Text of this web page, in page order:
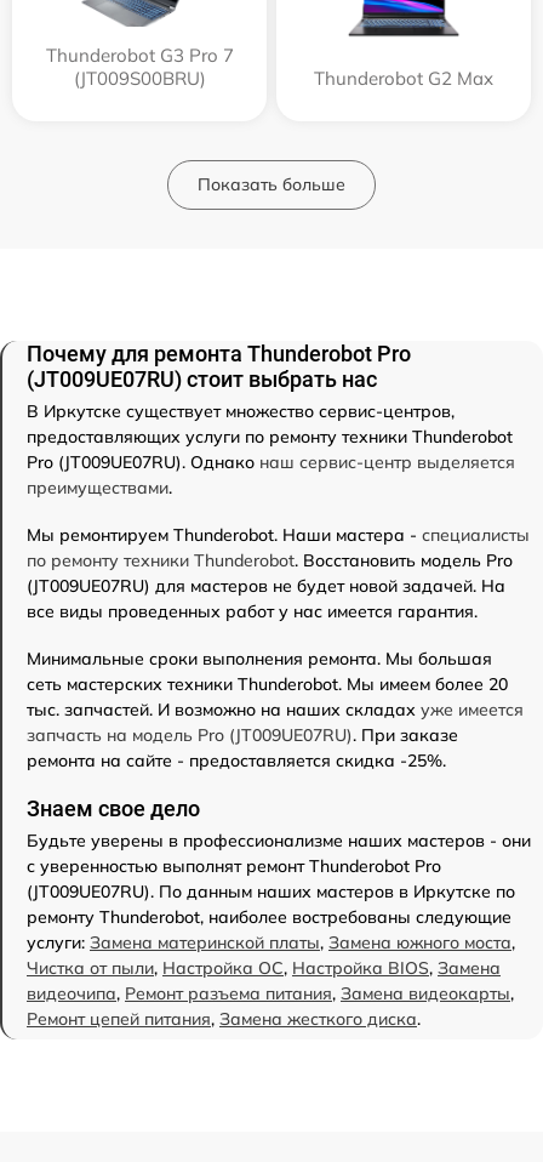
Thunderobot G3 Pro 7
(JT009S00BRU)
Thunderobot G2 Max
Показать больше
Почему для ремонта Thunderobot Pro
(JT009UE07RU) стоит выбрать нас
В Иркутске существует множество сервис-центров,
предоставляющих услуги по ремонту техники Thunderobot
Pro (JT009UE07RU). Однако наш сервис-центр выделяется
преимуществами.
Мы ремонтируем Thunderobot. Наши мастера - специалисты
по ремонту техники Thunderobot. Восстановить модель Pro
(JT009UE07RU) для мастеров не будет новой задачей. На
все виды проведенных работ у нас имеется гарантия.
Минимальные сроки выполнения ремонта. Мы большая
сеть мастерских техники Thunderobot. Мы имеем более 20
тыс. запчастей. И возможно на наших складах уже имеется
запчасть на модель Pro (JT009UE07RU). При заказе
ремонта на сайте - предоставляется скидка -25%.
Знаем свое дело
Будьте уверены в профессионализме наших мастеров - они
с уверенностью выполнят ремонт Thunderobot Pro
(JT009UE07RU). По данным наших мастеров в Иркутске по
ремонту Thunderobot, наиболее востребованы следующие
услуги: Замена материнской платы, Замена южного моста,
Чистка от пыли, Настройка ОС, Настройка BIOS, Замена
видеочипа, Ремонт разъема питания, Замена видеокарты,
Ремонт цепей питания, Замена жесткого диска.